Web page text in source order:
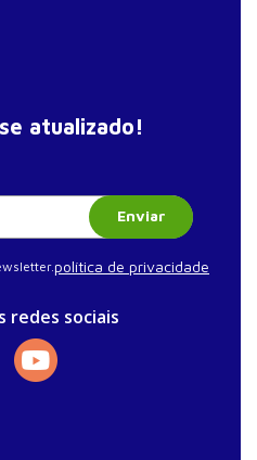
atualizado!
Enviar
política de privacidade
redes sociais